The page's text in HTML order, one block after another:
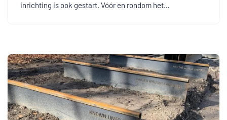
inrichting is ook gestart. Vóór en rondom het…